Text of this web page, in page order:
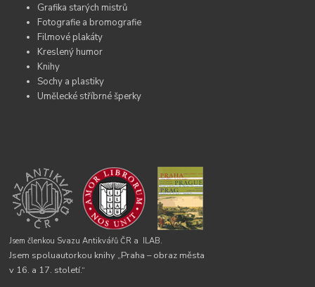
Grafika starých mistrů
Fotografie a bromografie
Filmové plakáty
Kreslený humor
Knihy
Sochy a plastiky
Umělecké stříbrné šperky
Jsem členkou Svazu Antikvářů ČR a ILAB.
Jsem spoluautorkou knihy „Praha – obraz města
v 16. a 17. století.“